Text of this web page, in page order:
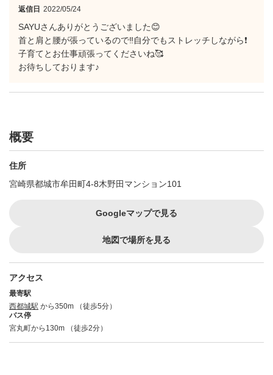
返信日 2022/05/24
SAYUさんありがとうございました😊
首と肩と腰が張っているので‼️自分でもストレッチしながら❗️
子育てとお仕事頑張ってくださいね🥰
お待ちしております♪
概要
住所
宮崎県都城市牟田町4-8木野田マンション101
Googleマップで見る
地図で場所を見る
アクセス
最寄駅
西都城駅 から350m （徒歩5分）
バス停
宮丸町から130m （徒歩2分）